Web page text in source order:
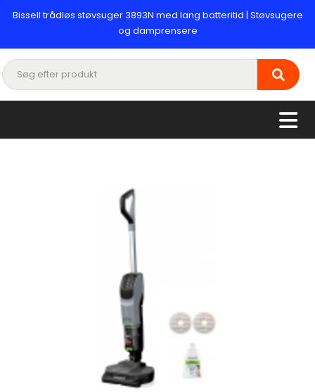
Bissell trådløs støvsuger 3893N med lang batteritid | Støvsugere
og damprensere